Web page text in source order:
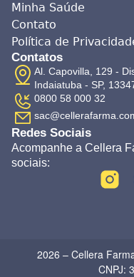
Minha Saúde
Contato
Política de
Contatos
Al. Capovilla, 129 -
Indaiatuba - SP,
0800 58 000 32
Redes Sociais
Acompanhe a Cellera
sociais:
2026 – Cellera
CNPJ: